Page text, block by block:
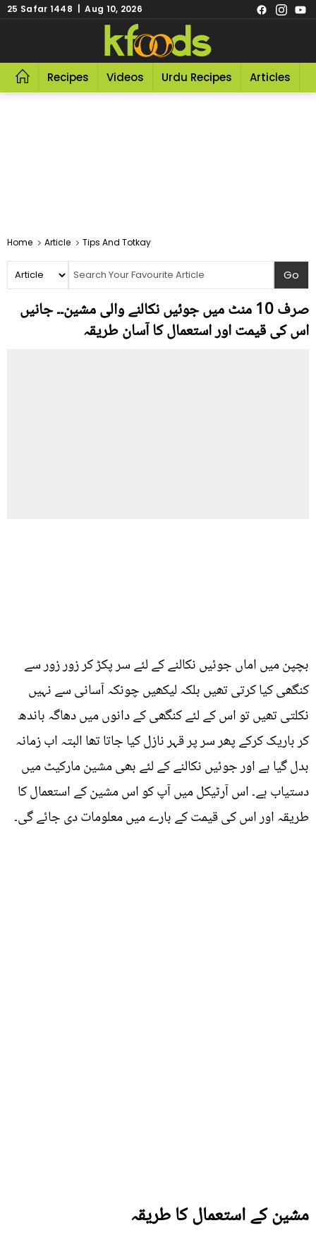
25 Safar 1448 | Aug 10, 2026
Recipes Videos Urdu Recipes Articles
Home Article Tips And Totkay
صرف 10 منٹ میں جوئیں نکالنے والی مشین۔۔ جانیں
اس کی قیمت اور استعمال کا آسان طریقہ
بچپن میں اماں جوئیں نکالنے کے لئے سر پکڑ کر زور زور سے
کنگھی کیا کرتی تھیں بلکہ لیکھیں چونکہ آسانی سے نہیں
نکلتی تھیں تو اس کے لئے کنگھی کے دانوں میں دھاگہ باندھ
کر باریک کرکے پھر سر پر قہر نازل کیا جاتا تھا البتہ اب زمانہ
بدل گیا ہے اور جوئیں نکالنے کے لئے بھی مشین مارکیٹ میں
دستیاب ہے۔ اس آرٹیکل میں آپ کو اس مشین کے استعمال کا
طریقہ اور اس کی قیمت کے بارے میں معلومات دی جائے گی۔
مشین کے استعمال کا طریقہ